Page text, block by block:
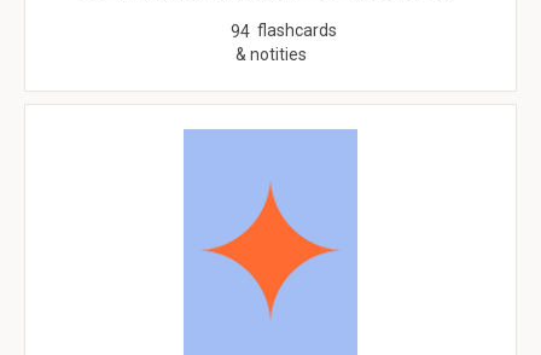
94 flashcards
& notities